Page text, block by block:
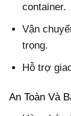
container.
Vận
trọng.
Hỗ trợ
An Toàn Và